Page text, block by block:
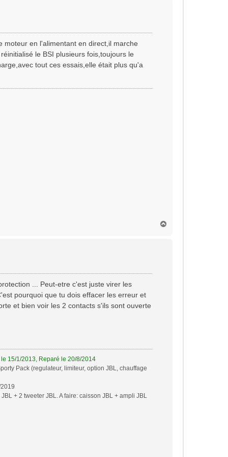
moteur en l'alimentant en direct,il marche
le BSI plusieurs fois,toujours le
tout ces essais,elle était plus qu'a
... Peut-etre c'est juste virer les
pourquoi que tu dois effacer les erreur et
et bien voir les 2 contacts s'ils sont ouverte
le 15/1/2013, Reparé le 20/8/2014
Pack (regulateur, limiteur, option JBL, chauffage
+ 2 tweeter JBL. A faire: caisson JBL + ampli JBL